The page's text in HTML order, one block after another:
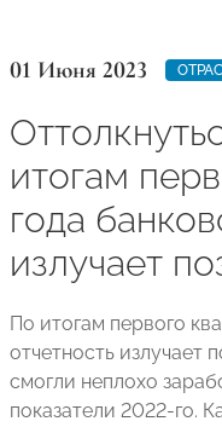
01 Июня 2023
итогам
года
излучает
По итогам первого
отчетность излучает
смогли неплохо
показатели 2022-го.